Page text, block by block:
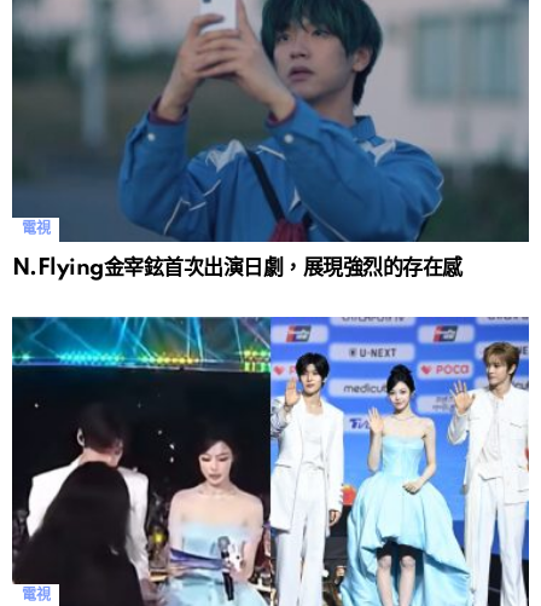
電視
N.Flying金宰鉉首次出演日劇，展現強烈的存在感
電視